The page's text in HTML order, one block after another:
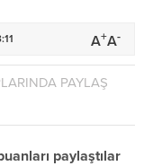
A+A-
PAYLAŞ
paylaştılar